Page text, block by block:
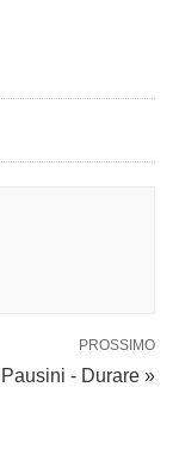
PROSSIMO
- Durare »